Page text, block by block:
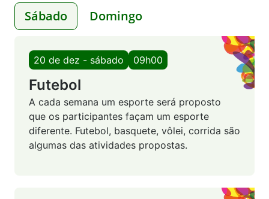
Sábado Domingo
20 de dez - sábado 09h00
Futebol
A cada semana um esporte será proposto
que os participantes façam um esporte
diferente. Futebol, basquete, vôlei, corrida são
algumas das atividades propostas.